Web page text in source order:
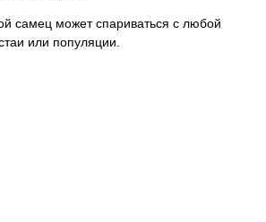
самец может спариваться с любой
или популяции.